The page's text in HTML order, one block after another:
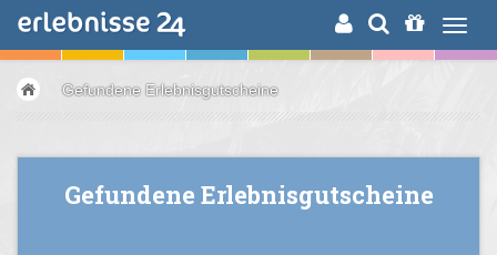
ERLEBNISSUCHE
Gefundene Erlebnisgutscheine
Gefundene Erlebnisgutscheine